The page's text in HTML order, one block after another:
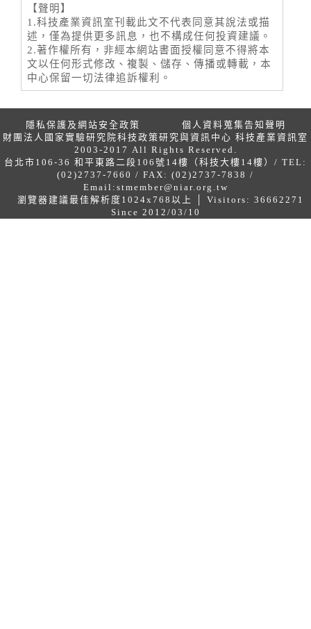
【聲明】
1.科技產業資訊室刊載此文不代表同意其說法或描
述，僅為提供更多訊息，也不構成任何投資建議。
2.著作權所有，非經本網站書面授權同意不得將本
文以任何形式修改、複製、儲存、傳播或轉載，本
中心保留一切法律追訴權利。
隱私保護及網站安全政策
個人資料蒐集告知聲明
財團法人國家實驗研究院科技政策研究與資訊中心 科技產業資訊室
2003-2017 All Rights Reserved.
台北市106-36 和平東路二段106號14樓（科技大樓14樓）/ TEL:
(02)2737-7660 / FAX: (02)2737-7838 /
Email: stmember@niar.org.tw
瀏覽器建議最佳解析度1024x768以上 │ Visitors: 36662271
Since 2012/03/10